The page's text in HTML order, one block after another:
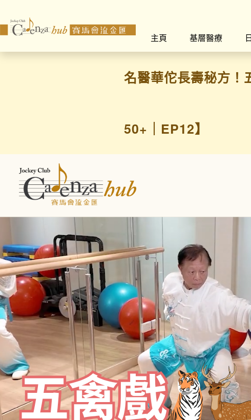
主頁
基層醫療
名醫華佗長壽秘方！
50+｜EP12】